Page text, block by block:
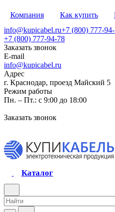
Компания Как купить
info@kupicabel.ru+7 (800) 777-
+7 (800) 777-94-78
Заказать звонок
E-mail
info@kupicabel.ru
Адрес
г. Краснодар, проезд Майский 5
Режим работы
Пн. – Пт.: с 9:00 до 18:00
Заказать звонок
Каталог